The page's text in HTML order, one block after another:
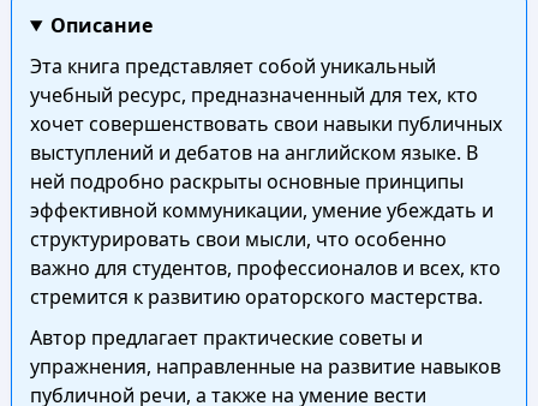
Описание
Эта книга представляет собой уникальный
учебный ресурс, предназначенный для тех, кто
хочет совершенствовать свои навыки публичных
выступлений и дебатов на английском языке. В
ней подробно раскрыты основные принципы
эффективной коммуникации, умение убеждать и
структурировать свои мысли, что особенно
важно для студентов, профессионалов и всех, кто
стремится к развитию ораторского мастерства.
Автор предлагает практические советы и
упражнения, направленные на развитие навыков
публичной речи, а также на умение вести